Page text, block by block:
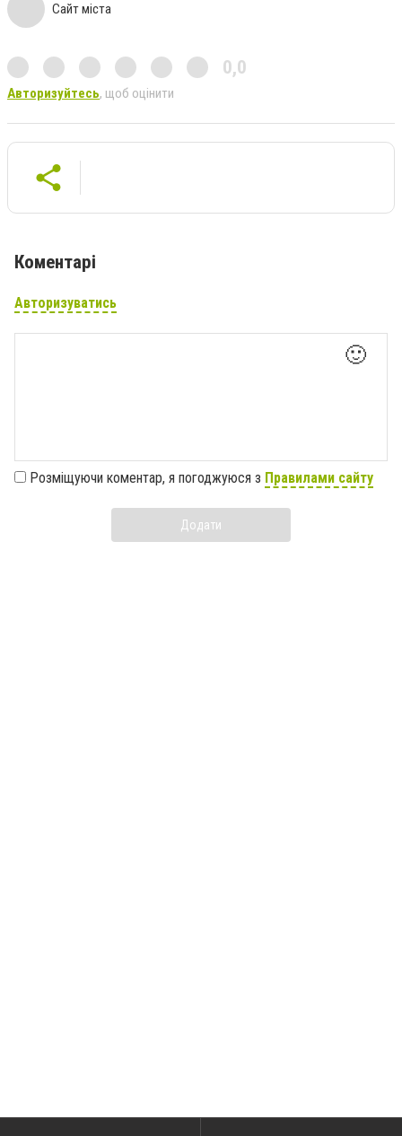
Сайт міста
0,0
Авторизуйтесь, щоб оцінити
Коментарі
Авторизуватись
🙂
Розміщуючи коментар, я погоджуюся з Правилами сайту
Додати